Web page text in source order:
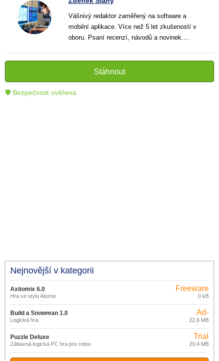
Vášnivý redaktor zaměřený na software a
mobilní aplikace. Více než 5 let zkušeností v
oboru. Psaní recenzí, návodů a novinek.
pomáhají čtenářům lépe porozumět a využít
moderní technologie.
Stáhnout
🛡 Bezpečnost ověřena
Nejnovější v kategorii
Axitomix 6.0
Hra ve stylu Atomix
Freeware
0 kB
Build a Snowman 1.0
Logická hra.
Ad-
supported
22,6 MB
Puzzle Deluxe
Zábavná logická PC hra pro celou
Trial
20,4 MB